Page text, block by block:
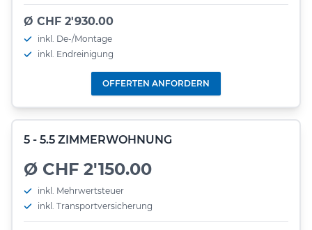
Ø CHF 2'930.00
inkl. De-/Montage
inkl. Endreinigung
OFFERTEN ANFORDERN
5 - 5.5 ZIMMERWOHNUNG
Ø CHF 2'150.00
inkl. Mehrwertsteuer
inkl. Transportversicherung